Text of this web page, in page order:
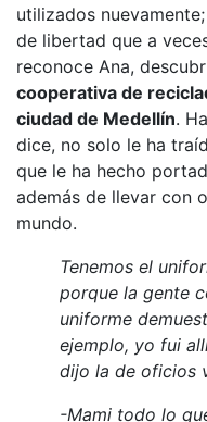
utilizados
de libertad que a
reconoce Ana,
cooperativa de
ciudad de Medellín.
dice, no solo le ha
que le ha hecho
además de llevar con
mundo.
Tenemos el
porque la gente
uniforme
ejemplo, yo fui
dijo la de oficios
-Mami todo lo